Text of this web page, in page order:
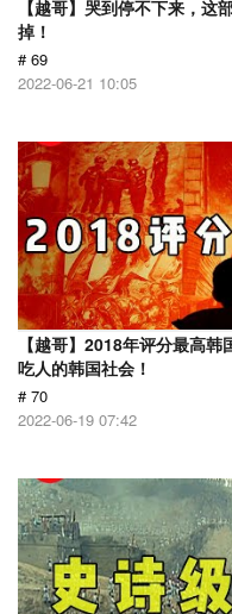
【越哥】哭到停不下来，这
掉！
# 69
2022-06-21 10:05
【越哥】2018年评分最高
吃人的韩国社会！
# 70
2022-06-19 07:42